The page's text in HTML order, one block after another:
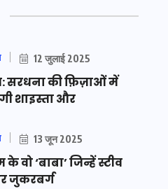
12 जुलाई 2025
सरधना की फ़िज़ाओं में
शाइस्ता और
13 जून 2025
वो ‘बाबा’ जिन्हें स्टीव
जुकरबर्ग